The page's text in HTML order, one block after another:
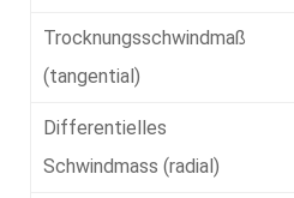
Trocknungsschwindmaß
(tangential)
Differentielles
Schwindmass (radial)